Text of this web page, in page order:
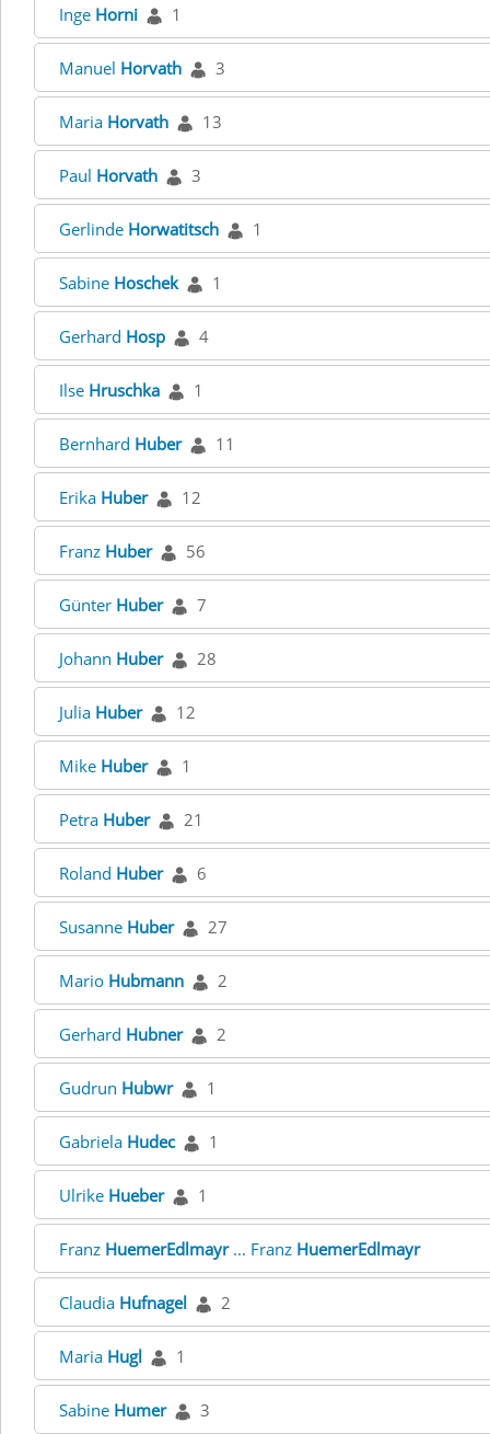
Inge Horni 1
Manuel Horvath 3
Maria Horvath 13
Paul Horvath 3
Gerlinde Horwatitsch 1
Sabine Hoschek 1
Gerhard Hosp 4
Ilse Hruschka 1
Bernhard Huber 11
Erika Huber 12
Franz Huber 56
Günter Huber 7
Johann Huber 28
Julia Huber 12
Mike Huber 1
Petra Huber 21
Roland Huber 6
Susanne Huber 27
Mario Hubmann 2
Gerhard Hubner 2
Gudrun Hubwr 1
Gabriela Hudec 1
Ulrike Hueber 1
Franz HuemerEdlmayr... Franz HuemerEdlmayr
Claudia Hufnagel 2
Maria Hugl 1
Sabine Humer 3